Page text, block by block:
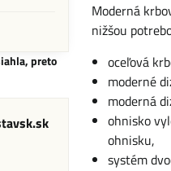
Moderná
nižšou
oceľová
moderné
moderná
ohnisko
ohnisku,
systém
preto